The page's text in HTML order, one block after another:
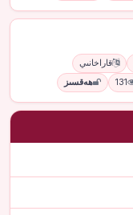
قاراخانىي
131 ھەقسىز